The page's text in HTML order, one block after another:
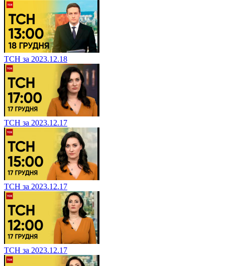
ТСН за 2023.12.18
ТСН за 2023.12.17
ТСН за 2023.12.17
ТСН за 2023.12.17